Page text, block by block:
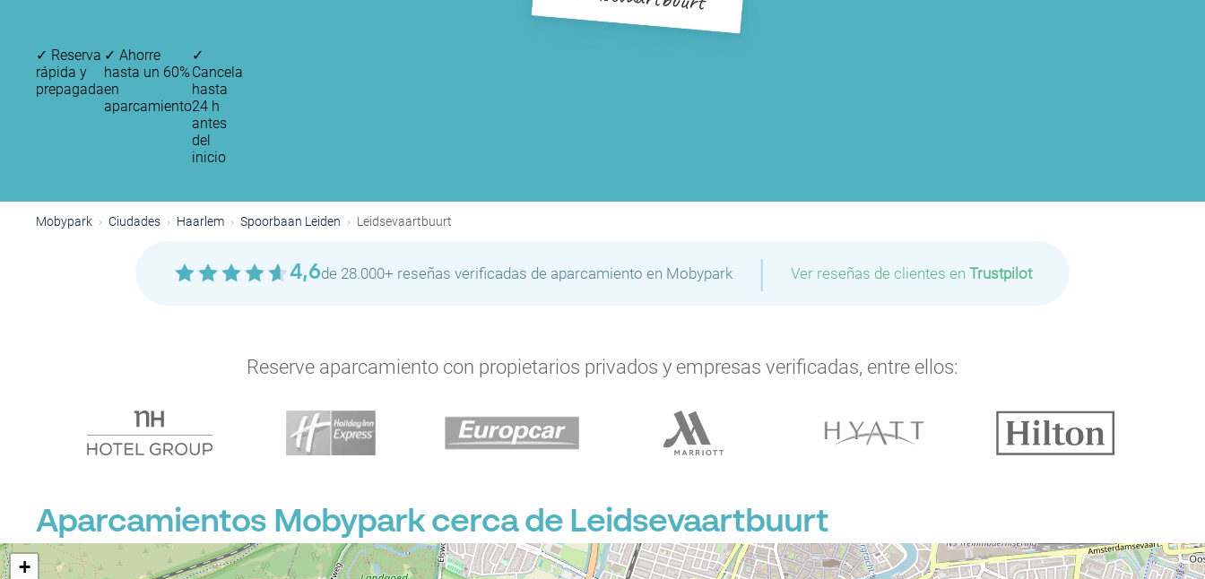
✓ Reserva
rápida y
prepagada
✓ Ahorre
hasta un 60%
en
aparcamiento
✓
Cancela
hasta
24 h
antes
del
inicio
Mobypark Ciudades Haarlem Spoorbaan Leiden Leidsevaartbuurt
4,6de 28.000+ reseñas verificadas de aparcamiento en Mobypark | Ver reseñas de clientes en Trustpilot
Reserve aparcamiento con propietarios privados y empresas verificadas, entre ellos:
Aparcamientos Mobypark cerca de Leidsevaartbuurt
+